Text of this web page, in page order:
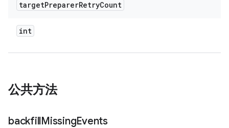
targetPreparerRetryCount
int
公共方法
backfillMissingEvents